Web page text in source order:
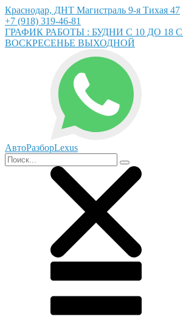
Краснодар, ДНТ Магистраль 9-я Тихая 47
+7 (918) 319-46-81
ГРАФИК РАБОТЫ : БУДНИ С 10 ДО 18
ВОСКРЕСЕНЬЕ ВЫХОДНОЙ
АвтоРазборLexus